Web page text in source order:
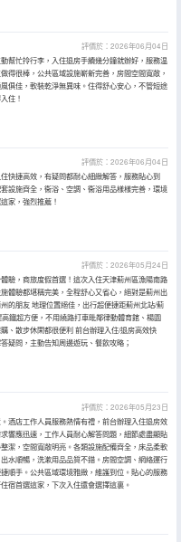
評價於：2026年06月04日
幫忙拎行李，入住退房手續幾分鐘就辦好，服務温
得很棒，公共區域設施嶄新完善，房間空間寬敞，
俱佳，軟裝乾淨無異味。住得舒心安心，不管短途
住！
評價於：2026年06月04日
快捷高效，有疑問都耐心細緻解答，服務貼心到
設施齊全，衞浴、空調、衞浴用品樣樣完善，環境
家，強烈推薦！
評價於：2026年05月24日
驗，商旅度假首選！這次入住天津薊州區漁陽南路
體驗都堪稱完美，全程舒心又省心，絕對是薊州出
的朋友 地理位置絕佳，出行超便捷距薊州北站/薊
鐵超方便，不用繞路打車毗鄰律動體育館、楊園
、散步休閑都很便利 前台辦理入住/退房高效快
疑問，主動告知周邊遊玩、餐飲攻略；
評價於：2026年05月23日
酒店工作人員服務熱情有禮，前台辦理入住退房效
響應迅速，工作人員耐心解答問題，細節處盡顯貼
潔，空間寬敞明亮。各類設施配備齊全，床品柔軟
水順暢，洗漱用品品質不錯。房間空調、網絡運行
順手。公共區域環境雅緻，維護到位。貼心的服務
宿首選這家，下次入住還會選擇這裏。